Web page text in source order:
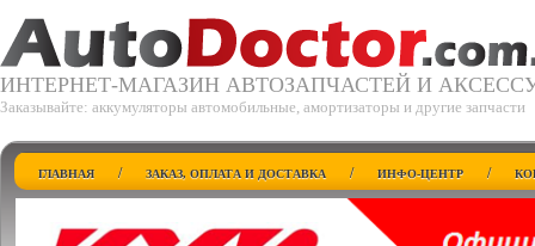
ИНТЕРНЕТ-МАГАЗИН АВТОЗАПЧАСТЕЙ И
Заказывайте: аккумуляторы автомобильные, амортизаторы и другие запчасти
ГЛАВНАЯ / ЗАКАЗ, ОПЛАТА И ДОСТАВКА / ИНФО-ЦЕНТР /